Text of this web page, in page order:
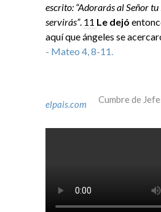
escrito: “Adorarás al Señor
servirás”. 11 Le dejó
aquí que ángeles se
- Mateo 4, 8-11.
elpais.com Cumbre de